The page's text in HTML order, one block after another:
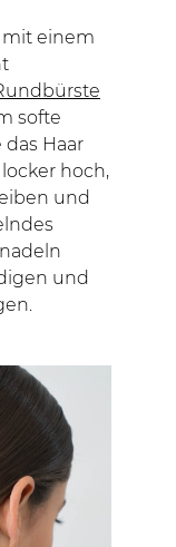
mit einem
softe
Haar
hoch,
und
und